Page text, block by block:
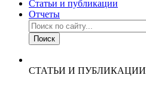
Статьи и публикации
Отчеты
СТАТЬИ И ПУБЛИКАЦИИ